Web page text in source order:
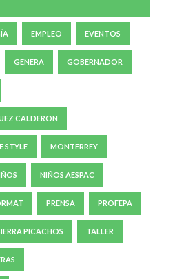
EMPLEO EVENTOS
GENERA GOBERNADOR
CALDERON
STYLE MONTERREY
NIÑOS AESPAC
PRENSA PROFEPA
PICACHOS TALLER